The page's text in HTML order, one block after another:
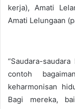
kerja), Amati
Amati Lelungaan
“Saudara-
contoh
keharmonisan
Bagi mereka,